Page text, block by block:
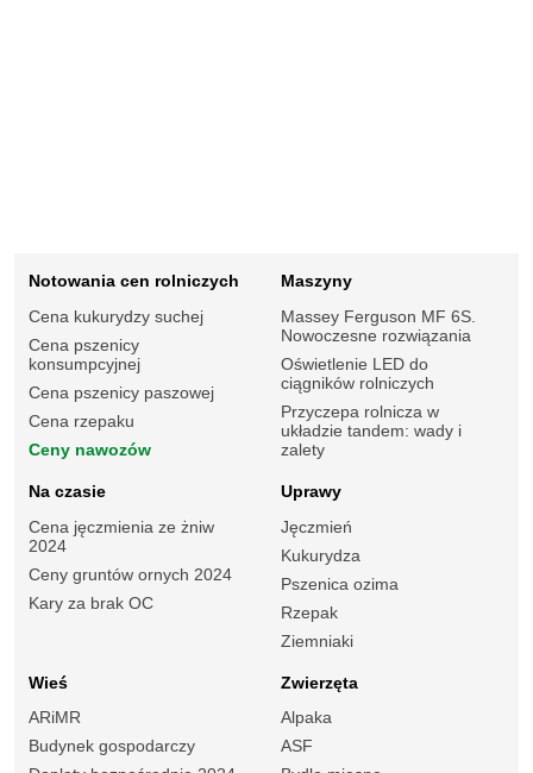
Notowania cen rolniczych
Cena kukurydzy suchej
Cena pszenicy
konsumpcyjnej
Cena pszenicy paszowej
Cena rzepaku
Ceny nawozów
Maszyny
Massey Ferguson MF 6S.
Nowoczesne rozwiązania
Oświetlenie LED do
ciągników rolniczych
Przyczepa rolnicza w
układzie tandem: wady i
zalety
Na czasie
Cena jęczmienia ze żniw
2024
Ceny gruntów ornych 2024
Kary za brak OC
Uprawy
Jęczmień
Kukurydza
Pszenica ozima
Rzepak
Ziemniaki
Wieś
ARiMR
Budynek gospodarczy
Zwierzęta
Alpaka
ASF